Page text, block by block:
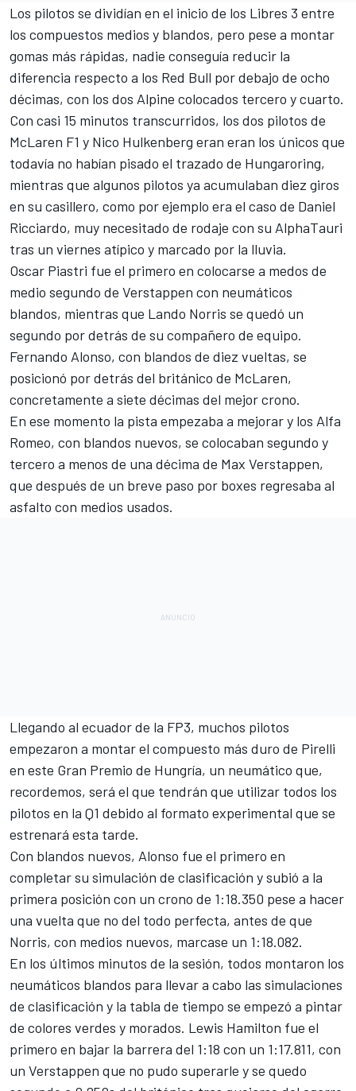
Los pilotos se dividían en el inicio de los Libres 3 entre
los compuestos medios y blandos, pero pese a montar
gomas más rápidas, nadie conseguía reducir la
diferencia respecto a los Red Bull por debajo de ocho
décimas, con los dos Alpine colocados tercero y cuarto.
Con casi 15 minutos transcurridos, los dos pilotos de
McLaren F1 y Nico Hulkenberg eran eran los únicos que
todavía no habían pisado el trazado de Hungaroring,
mientras que algunos pilotos ya acumulaban diez giros
en su casillero, como por ejemplo era el caso de Daniel
Ricciardo, muy necesitado de rodaje con su AlphaTauri
tras un viernes atípico y marcado por la lluvia.
Oscar Piastri fue el primero en colocarse a medos de
medio segundo de Verstappen con neumáticos
blandos, mientras que Lando Norris se quedó un
segundo por detrás de su compañero de equipo.
Fernando Alonso, con blandos de diez vueltas, se
posicionó por detrás del británico de McLaren,
concretamente a siete décimas del mejor crono.
En ese momento la pista empezaba a mejorar y los Alfa
Romeo, con blandos nuevos, se colocaban segundo y
tercero a menos de una décima de Max Verstappen,
que después de un breve paso por boxes regresaba al
asfalto con medios usados.
Llegando al ecuador de la FP3, muchos pilotos
empezaron a montar el compuesto más duro de Pirelli
en este Gran Premio de Hungría, un neumático que,
recordemos, será el que tendrán que utilizar todos los
pilotos en la Q1 debido al formato experimental que se
estrenará esta tarde.
Con blandos nuevos, Alonso fue el primero en
completar su simulación de clasificación y subió a la
primera posición con un crono de 1:18.350 pese a hacer
una vuelta que no del todo perfecta, antes de que
Norris, con medios nuevos, marcase un 1:18.082.
En los últimos minutos de la sesión, todos montaron los
neumáticos blandos para llevar a cabo las simulaciones
de clasificación y la tabla de tiempo se empezó a pintar
de colores verdes y morados. Lewis Hamilton fue el
primero en bajar la barrera del 1:18 con un 1:17.811, con
un Verstappen que no pudo superarle y se quedo